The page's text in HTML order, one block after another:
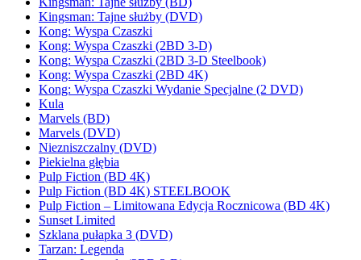
Kingsman: Tajne służby (DVD)
Kong: Wyspa Czaszki
Kong: Wyspa Czaszki (2BD 3-D)
Kong: Wyspa Czaszki (2BD 3-D Steelbook)
Kong: Wyspa Czaszki (2BD 4K)
Kong: Wyspa Czaszki Wydanie Specjalne (2 DVD)
Kula
Marvels (BD)
Marvels (DVD)
Niezniszczalny (DVD)
Piekielna głębia
Pulp Fiction (BD 4K)
Pulp Fiction (BD 4K) STEELBOOK
Pulp Fiction – Limitowana Edycja Rocznicowa (BD 4K)
Sunset Limited
Szklana pułapka 3 (DVD)
Tarzan: Legenda